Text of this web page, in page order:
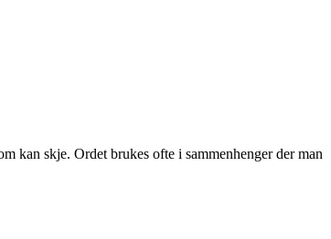
kan skje. Ordet brukes ofte i sammenhenger der man